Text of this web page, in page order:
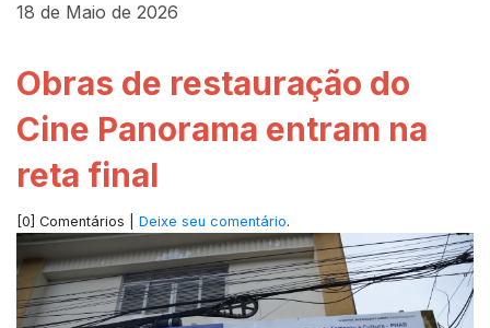
18 de Maio de 2026
Obras de restauração do
Cine Panorama entram na
reta final
[0] Comentários | Deixe seu comentário.